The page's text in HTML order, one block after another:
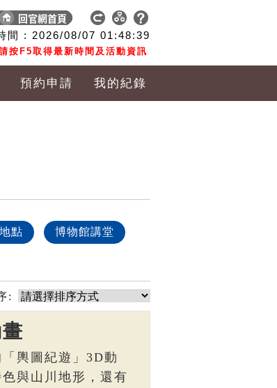
間 : 2026/08/07 01:48:40
按F5取得最新時間及活動資訊
預約申請 我的紀錄
地點 博物館講堂
:
輿圖紀遊」3D動
與山川地形，還有